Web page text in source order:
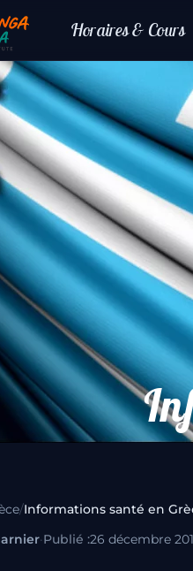
Horaires & Cours
/Informations santé en
·Publié :26 décembre